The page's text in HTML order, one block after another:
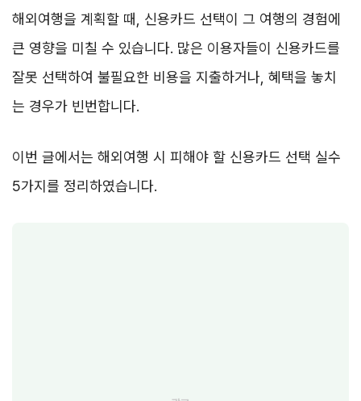
해외여행을 계획할 때, 신용카드 선택이 그 여행의 경험에
큰 영향을 미칠 수 있습니다. 많은 이용자들이 신용카드를
잘못 선택하여 불필요한 비용을 지출하거나, 혜택을 놓치
는 경우가 빈번합니다.
이번 글에서는 해외여행 시 피해야 할 신용카드 선택 실수
5가지를 정리하였습니다.